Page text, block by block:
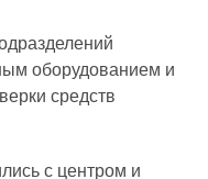
оборудованием и
средств
с центром и